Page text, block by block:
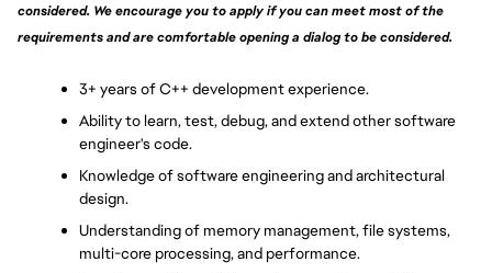
considered. We encourage you to apply if you can meet most of the
requirements and are comfortable opening a dialog to be considered.
3+ years of C++ development experience.
Ability to learn, test, debug, and extend other software
engineer's code.
Knowledge of software engineering and architectural
design.
Understanding of memory management, file systems,
multi-core processing, and performance.